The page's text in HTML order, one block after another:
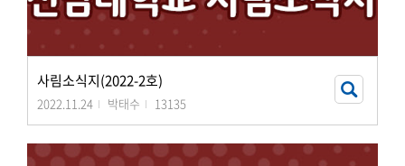
사림소식지(2022-2호)
2022.11.24 박태수 13135